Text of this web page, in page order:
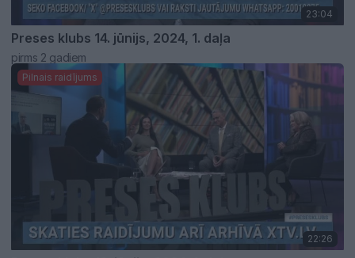
23:04
Preses klubs 14. jūnijs, 2024, 1. daļa
pirms 2 gadiem
Pilnais raidījums
22:26